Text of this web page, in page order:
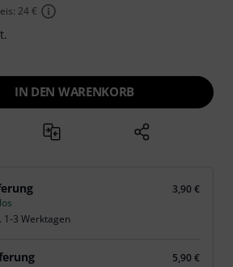
24 €
IN DEN WARENKORB
3,90 €
1-3 Werktagen
5,90 €